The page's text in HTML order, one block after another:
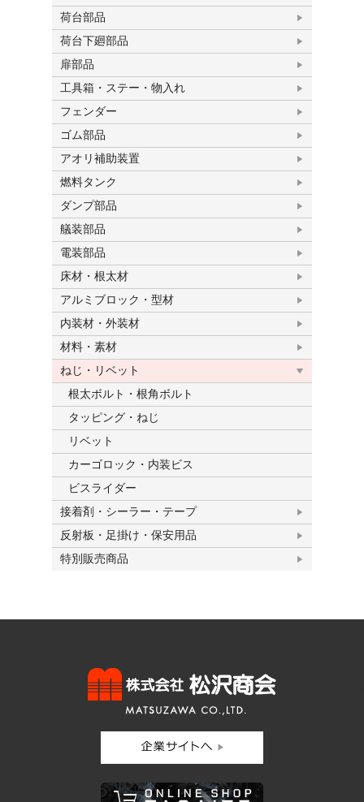
荷台部品
荷台下廻部品
扉部品
工具箱・ステー・物入れ
フェンダー
ゴム部品
アオリ補助装置
燃料タンク
ダンプ部品
艤装部品
電装部品
床材・根太材
アルミブロック・型材
内装材・外装材
材料・素材
ねじ・リベット
根太ボルト・根角ボルト
タッピング・ねじ
リベット
カーゴロック・内装ビス
ビスライダー
接着剤・シーラー・テープ
反射板・足掛け・保安用品
特別販売商品